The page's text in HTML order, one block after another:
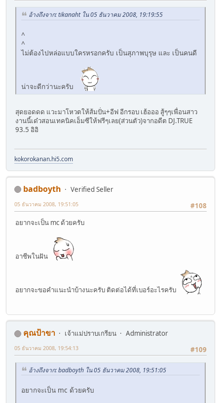
อ้างถึงจาก: tikanaht ใน 05 ธันวาคม 2008, 19:19:55
^
^
ไม่ต้องไปหล่อแบบใครหรอกครับ เป็นสุภาพบุรุษ และ เป็นคนดี
น่าจะดีกว่านะครับ
สุดยอดดด แวะมาโหวตให้ส้มปั่น+อีฟ อีกรอบ เฮ้อออ สู้ๆๆเพื่อนสาว
งานนี้เด๋วสอนเทคนิคเอ็มซีให้ฟรีๆเลย(ส่วนตัว)จากอดีต DJ.TRUE
93.5 อิอิ
kokorokanan.hi5.com
badboyth
Verified Seller
#108
05 ธันวาคม 2008, 19:51:05
อยากจะเป็น mc ด้วยครับ
อาชีพในฝัน
อยากจะขอคำแนะนำบ้างนะครับ ติดต่อได้ที่เบอร์อะไรครับ
คุณป้าขา เจ้าแม่ปราบเกรียน
Administrator
#109
05 ธันวาคม 2008, 19:54:13
อ้างถึงจาก: badboyth ใน 05 ธันวาคม 2008, 19:51:05
อยากจะเป็น mc ด้วยครับ